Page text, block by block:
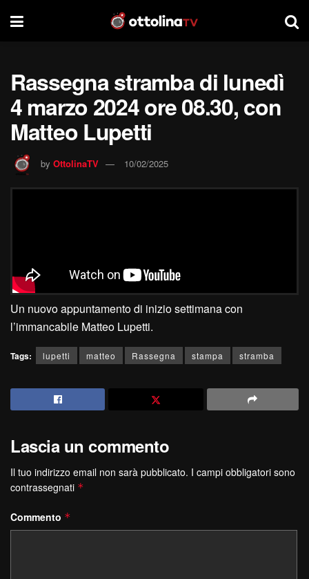
Rassegna stramba di lunedì
4 marzo 2024 ore 08.30, con
Matteo Lupetti
by OttolinaTV 10/02/2025
Un nuovo appuntamento di inizio settimana con
l’immancabile Matteo Lupetti.
Tags: lupetti matteo Rassegna stampa stramba
Lascia un commento
Il tuo indirizzo email non sarà pubblicato. I campi obbligatori sono
contrassegnati *
Commento *